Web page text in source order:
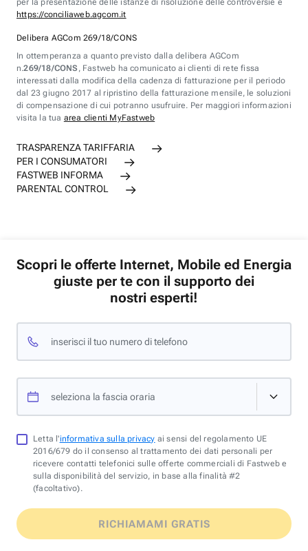
per la presentazione delle istanze di risoluzione delle controversie è
https://conciliaweb.agcom.it
Delibera AGCom 269/18/CONS
In ottemperanza a quanto previsto dalla delibera AGCom
n.269/18/CONS , Fastweb ha comunicato ai clienti di rete fissa
interessati dalla modifica della cadenza di fatturazione per il periodo
dal 23 giugno 2017 al ripristino della fatturazione mensile, le soluzioni
di compensazione di cui potranno usufruire. Per maggiori informazioni
visita la tua area clienti MyFastweb
TRASPARENZA TARIFFARIA
PER I CONSUMATORI
FASTWEB INFORMA
PARENTAL CONTROL
Scopri le offerte Internet, Mobile ed Energia
giuste per te con il supporto dei
nostri esperti!
inserisci il tuo numero di telefono
seleziona la fascia oraria
Letta l'informativa sulla privacy ai sensi del regolamento UE
2016/679 do il consenso al trattamento dei dati personali per
ricevere contatti telefonici sulle offerte commerciali di Fastweb e
sulla disponibilità del servizio, in base alla finalità #2
(facoltativo).
RICHIAMAMI GRATIS